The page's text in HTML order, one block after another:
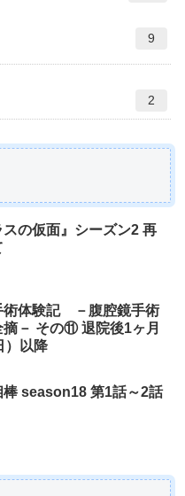
9
2
スの仮面』シーズン2 再
術体験記 －腹腔鏡手術
摘－ その⑪ 退院後1ヶ月
）以降
棒 season18 第1話～2話